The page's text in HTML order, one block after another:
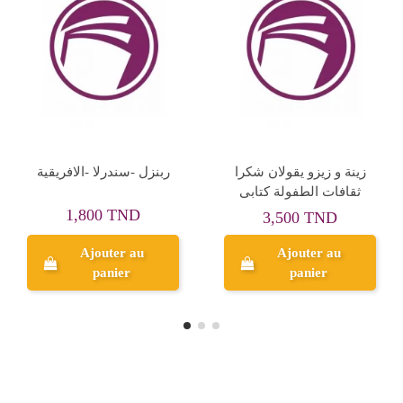
جحا و حماره - المعارف
1,500 TND
Aperçu
حكايات ابطالها حيوانات
رقم 5 اليمامة
1,000 TND
Ajouter au
panier